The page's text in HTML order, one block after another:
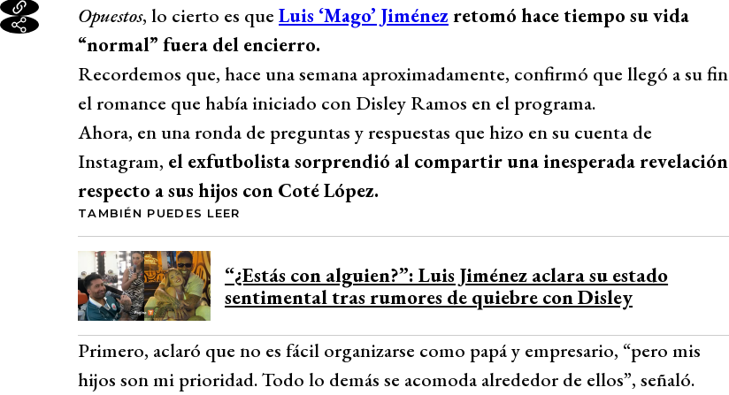
Opuestos, lo cierto es que Luis ‘Mago’ Jiménez retomó hace tiempo su vida
“normal” fuera del encierro.
Recordemos que, hace una semana aproximadamente, confirmó que llegó a su fin
el romance que había iniciado con Disley Ramos en el programa.
Ahora, en una ronda de preguntas y respuestas que hizo en su cuenta de
Instagram, el exfutbolista sorprendió al compartir una inesperada revelación
respecto a sus hijos con Coté López.
TAMBIÉN PUEDES LEER
“¿Estás con alguien?”: Luis Jiménez aclara su estado
sentimental tras rumores de quiebre con Disley
Primero, aclaró que no es fácil organizarse como papá y empresario, “pero mis
hijos son mi prioridad. Todo lo demás se acomoda alrededor de ellos”, señaló.